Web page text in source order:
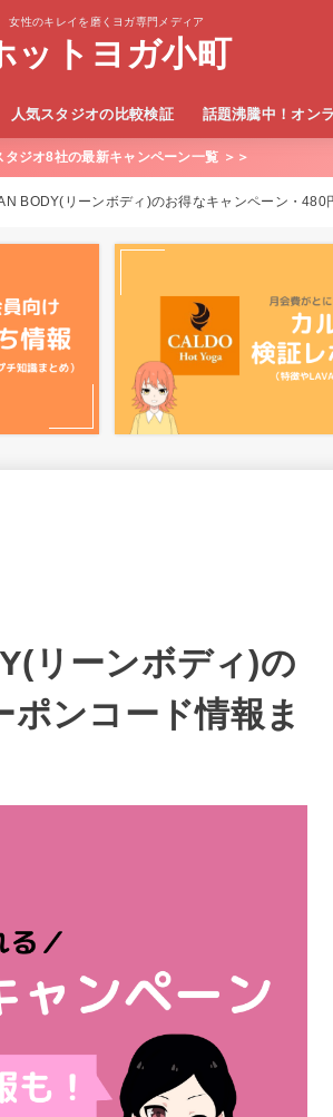
女性のキレイを磨くヨガ専門メディア
ットヨガ小町
人気スタジオの比較検証
LAVA×カルド
LAVA×ロイブ
話題沸騰中！オン
SOELU（ソエル）
うちヨガ+
LEAN BODY（リー
タジオ8社の最新キャンペーン一覧 ＞＞
BODY(リーンボディ)のお得なキャンペーン・480
リーンボディ)の
ンコード情報ま